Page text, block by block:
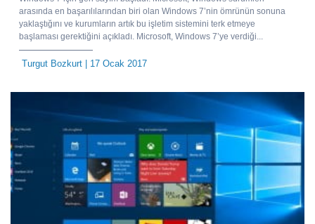
arasında en başarılılarından biri olan Windows 7’nin ömrünün sonuna
yaklaştığını ve kurumların artık bu işletim sistemini terk etmeye
başlaması gerektiğini açıkladı. Microsoft, Windows 7’ye verdiği...
Turgut Bozkurt | 17 Ocak 2017